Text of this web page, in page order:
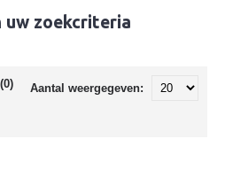
uw zoekcriteria
Aantal weergegeven: